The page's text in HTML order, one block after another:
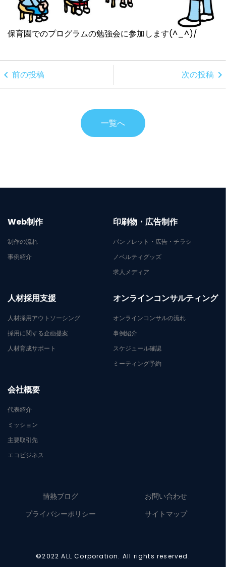
保育園でのプログラムの勉強会に参加します(^_^)/
chevron_left 前の投稿 次の投稿 chevron_right
一覧へ
Web制作
制作の流れ
事例紹介
印刷物・広告制作
パンフレット・広告・チラシ
ノベルティグッズ
求人メディア
人材採用支援
人材採用アウトソーシング
採用に関する企画提案
人材育成サポート
オンラインコンサルティング
オンラインコンサルの流れ
事例紹介
スケジュール確認
ミーティング予約
会社概要
代表紹介
ミッション
主要取引先
エコビジネス
情熱ブログ
お問い合わせ
プライバシーポリシー
サイトマップ
©2022 ALL Corporation. All rights reserved.